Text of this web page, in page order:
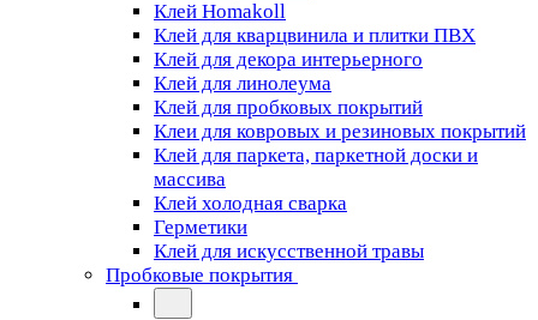
Клей Homakoll
Клей для кварцвинила и плитки ПВХ
Клей для декора интерьерного
Клей для линолеума
Клей для пробковых покрытий
Клеи для ковровых и резиновых покрытий
Клей для паркета, паркетной доски и
массива
Клей холодная сварка
Герметики
Клей для искусственной травы
Пробковые покрытия